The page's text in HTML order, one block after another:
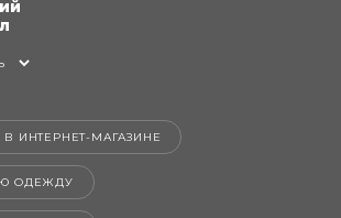
ИНТЕРНЕТ-МАГАЗИНЕ
ОДЕЖДУ